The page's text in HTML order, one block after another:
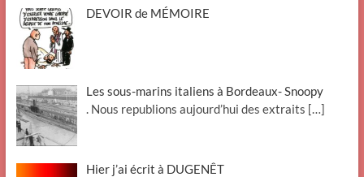
DEVOIR de MÉMOIRE
Les sous-marins italiens à Bordeaux- Snoopy
. Nous republions aujourd’hui des extraits […]
Hier j’ai écrit à DUGENÊT